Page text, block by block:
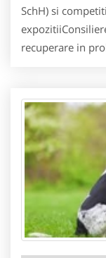
SchH) si
recuperare in